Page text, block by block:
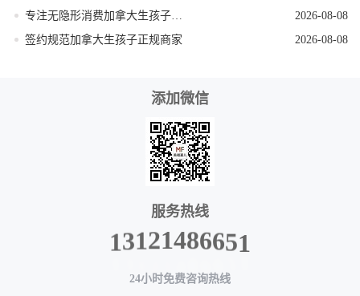
2026-08-08
签约规范加拿大生孩子正规商家
2026-08-08
添加微信
服务热线
13121486651
24小时免费咨询热线